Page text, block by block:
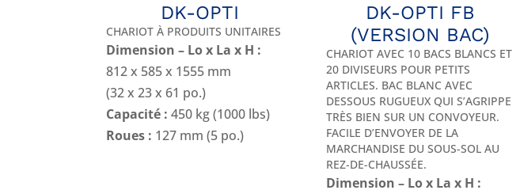
DK-OPTI
CHARIOT À PRODUITS UNITAIRES
Dimension – Lo x La x H :
812 x 585 x 1555 mm
(32 x 23 x 61 po.)
Capacité : 450 kg (1000 lbs)
Roues : 127 mm (5 po.)
DK-OPTI FB
(VERSION BAC)
CHARIOT AVEC 10 BACS BLANCS ET
20 DIVISEURS POUR PETITS
ARTICLES. BAC BLANC AVEC
DESSOUS RUGUEUX QUI S’AGRIPPE
TRÈS BIEN SUR UN CONVOYEUR.
FACILE D’ENVOYER DE LA
MARCHANDISE DU SOUS-SOL AU
REZ-DE-CHAUSSÉE.
Dimension – Lo x La x H :